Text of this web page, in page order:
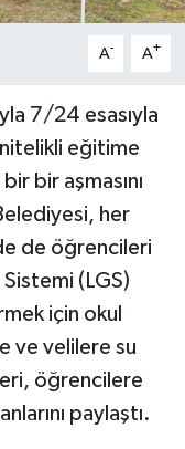
A- A+
7/24 esasıyla
nitelikli eğitime
bir aşmasını
her
de öğrencileri
Sistemi (LGS)
için okul
ve velilere su
öğrencilere
paylaştı.